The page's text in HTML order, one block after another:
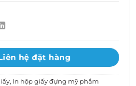
hệ đặt hàng
, In hộp giấy đựng mỹ phẩm